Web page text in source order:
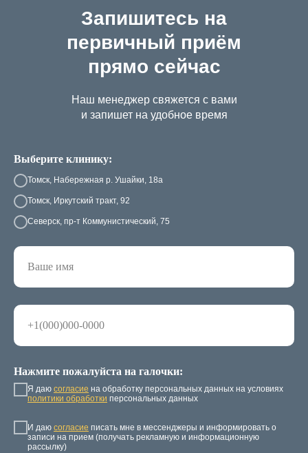
Запишитесь на
первичный приём
прямо сейчас
Наш менеджер свяжется с вами
и запишет на удобное время
Выберите клинику:
Томск, Набережная р. Ушайки, 18а
Томск, Иркутский тракт, 92
Северск, пр-т Коммунистический, 75
Нажмите пожалуйста на галочки:
Я даю согласие на обработку персональных данных на условиях
политики обработки персональных данных
И даю согласие писать мне в мессенджеры и информировать о
записи на прием (получать рекламную и информационную
рассылку)